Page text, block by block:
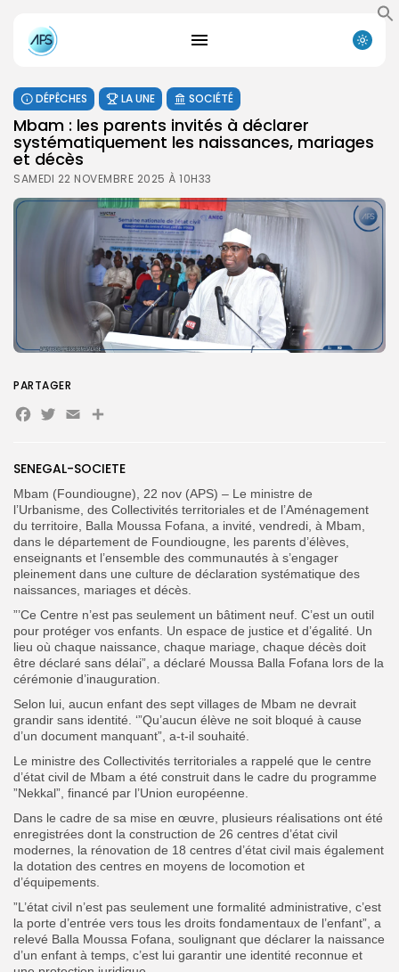
for:
DÉPÊCHES LA UNE SOCIÉTÉ
Mbam : les parents invités à déclarer
systématiquement les naissances, mariages
et décès
SAMEDI 22 NOVEMBRE 2025 À 10H33
SENEGAL-SOCIETE
Mbam (Foundiougne), 22 nov (APS) – Le ministre de
l’Urbanisme, des Collectivités territoriales et de l’Aménagement
du territoire, Balla Moussa Fofana, a invité, vendredi, à Mbam,
dans le département de Foundiougne, les parents d’élèves,
enseignants et l’ensemble des communautés à s’engager
pleinement dans une culture de déclaration systématique des
naissances, mariages et décès.
”’Ce Centre n’est pas seulement un bâtiment neuf. C’est un outil
pour protéger vos enfants. Un espace de justice et d’égalité. Un
lieu où chaque naissance, chaque mariage, chaque décès doit
être déclaré sans délai”, a déclaré Moussa Balla Fofana lors de la
cérémonie d’inauguration.
Selon lui, aucun enfant des sept villages de Mbam ne devrait
grandir sans identité. ‘”Qu’aucun élève ne soit bloqué à cause
d’un document manquant”, a-t-il souhaité.
Le ministre des Collectivités territoriales a rappelé que le centre
d’état civil de Mbam a été construit dans le cadre du programme
”Nekkal”, financé par l’Union européenne.
Dans le cadre de sa mise en œuvre, plusieurs réalisations ont été
enregistrées dont la construction de 26 centres d’état civil
modernes, la rénovation de 18 centres d’état civil mais également
la dotation des centres en moyens de locomotion et
d’équipements.
”L’état civil n’est pas seulement une formalité administrative, c’est
la porte d’entrée vers tous les droits fondamentaux de l’enfant”, a
relevé Balla Moussa Fofana, soulignant que déclarer la naissance
d’un enfant à temps, c’est lui garantir une identité reconnue et
PARTAGER
Facebook
Twitter
EmailPartager